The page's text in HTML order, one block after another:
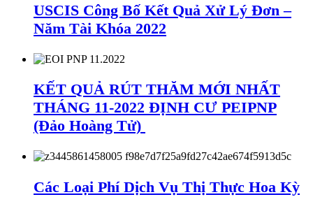
USCIS Công Bố Kết Quả Xử Lý Đơn –
Năm Tài Khóa 2022
KẾT QUẢ RÚT THĂM MỚI NHẤT
THÁNG 11-2022 ĐỊNH CƯ PEIPNP
(Đảo Hoàng Tử)
Các Loại Phí Dịch Vụ Thị Thực Hoa Kỳ